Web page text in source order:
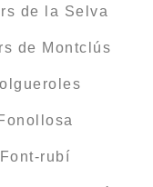
de la Selva
de Montclús
rubí